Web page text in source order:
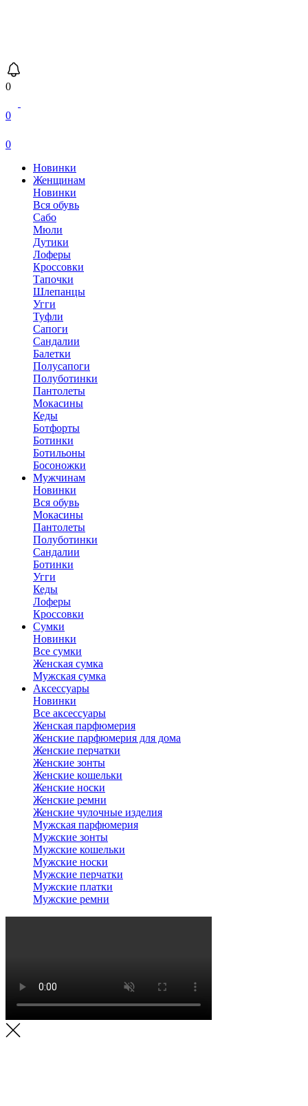
0
0
0
Новинки
Женщинам
Новинки
Вся обувь
Сабо
Мюли
Дутики
Лоферы
Кроссовки
Тапочки
Шлепанцы
Угги
Туфли
Сапоги
Сандалии
Балетки
Полусапоги
Полуботинки
Пантолеты
Мокасины
Кеды
Ботфорты
Ботинки
Ботильоны
Босоножки
Мужчинам
Новинки
Вся обувь
Мокасины
Пантолеты
Полуботинки
Сандалии
Ботинки
Угги
Кеды
Лоферы
Кроссовки
Сумки
Новинки
Все сумки
Женская сумка
Мужская сумка
Аксессуары
Новинки
Все аксессуары
Женская парфюмерия
Женские парфюмерия для дома
Женские перчатки
Женские зонты
Женские кошельки
Женские носки
Женские ремни
Женские чулочные изделия
Мужская парфюмерия
Мужские зонты
Мужские кошельки
Мужские носки
Мужские перчатки
Мужские платки
Мужские ремни